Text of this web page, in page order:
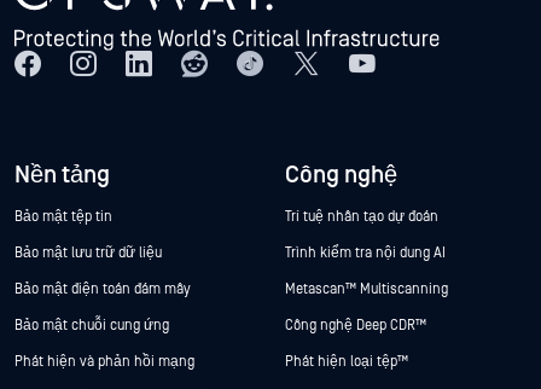
Nền tảng
Bảo mật tệp tin
Bảo mật lưu trữ dữ liệu
Bảo mật điện toán đám mây
Bảo mật chuỗi cung ứng
Phát hiện và phản hồi mạng
Công nghệ
Trí tuệ nhân tạo dự đoán
Trình kiểm tra nội dung AI
Metascan™ Multiscanning
Công nghệ Deep CDR™
Phát hiện loại tệp™